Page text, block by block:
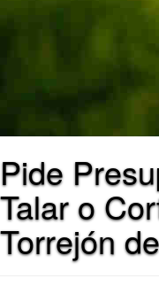
Pide
Talar o
Torrejón